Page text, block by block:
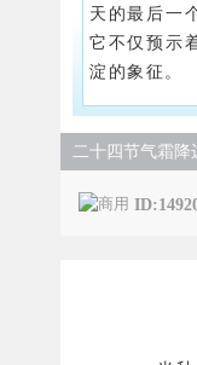
天的最后一
它不仅预示
淀的象征。
二十四节气霜降